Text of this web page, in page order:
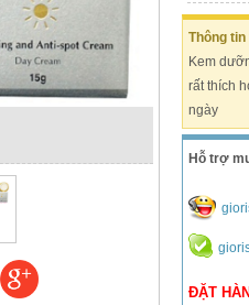
Thông
Kem
rất thích
ngày
Hỗ trợ
ĐẶT